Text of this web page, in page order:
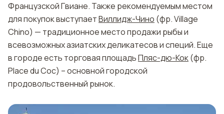
Французской Гвиане. Также рекомендуемым местом
для покупок выступаетВиллидж-Чино (фр. Village
Chino) — традиционное место продажи рыбы и
всевозможных азиатских деликатесов и специй. Еще
в городе есть торговая площадьПляс-дю-Кок(фр.
Рlace du Сoc) – основной городской
продовольственный рынок.